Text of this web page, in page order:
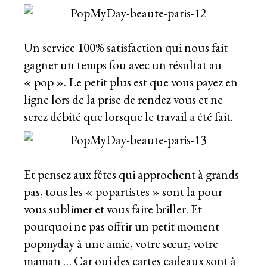
Un service 100% satisfaction qui nous fait
gagner un temps fou avec un résultat au
« pop ». Le petit plus est que vous payez en
ligne lors de la prise de rendez vous et ne
serez débité que lorsque le travail a été fait.
Et pensez aux fêtes qui approchent à grands
pas, tous les « popartistes » sont la pour
vous sublimer et vous faire briller. Et
pourquoi ne pas offrir un petit moment
popmyday à une amie, votre sœur, votre
maman … Car oui des cartes cadeaux sont à